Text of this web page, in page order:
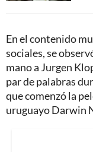
En el contenido
sociales, se
mano a Jurgen
par de palabras
que comenzó la
uruguayo Darwin